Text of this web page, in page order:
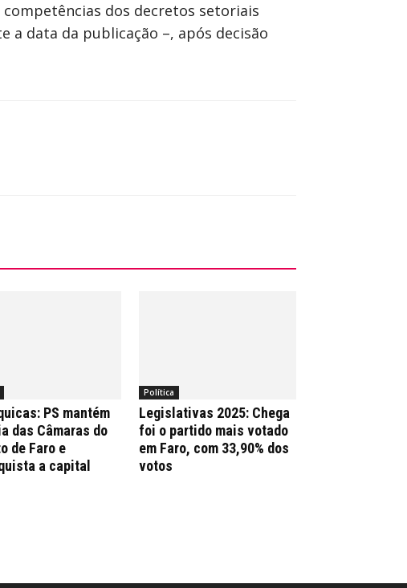
dos decretos setoriais
a data da publicação –, após decisão
PS mantém
das Câmaras do
de Faro e
a capital
Política
Legislativas 2025: Chega
foi o partido mais votado
em Faro, com 33,90% dos
votos